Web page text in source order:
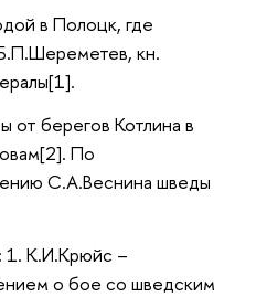
в Полоцк, где
кн.
от берегов Котлина в
По
С.А.Веснина шведы
1. К.И.Крюйс –
о бое со шведским